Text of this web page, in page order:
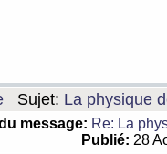
Sujet: La physique
message: Re: La
Publié: 28